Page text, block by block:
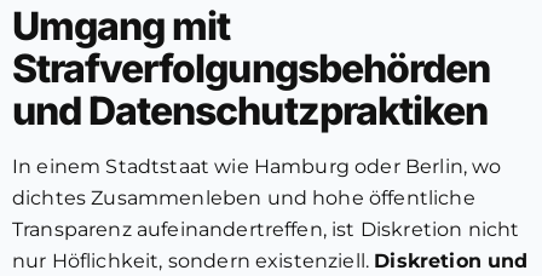
Umgang mit
Strafverfolgungsbehörden
und Datenschutzpraktiken
In einem Stadtstaat wie Hamburg oder Berlin, wo
dichtes Zusammenleben und hohe öffentliche
Transparenz aufeinandertreffen, ist Diskretion nicht
nur Höflichkeit, sondern existenziell. Diskretion und